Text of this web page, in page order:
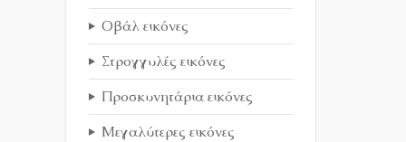
Οβάλ εικόνες
Στρογγυλές εικόνες
Προσκυνητάρια εικόνες
Μεγαλύτερες εικόνες